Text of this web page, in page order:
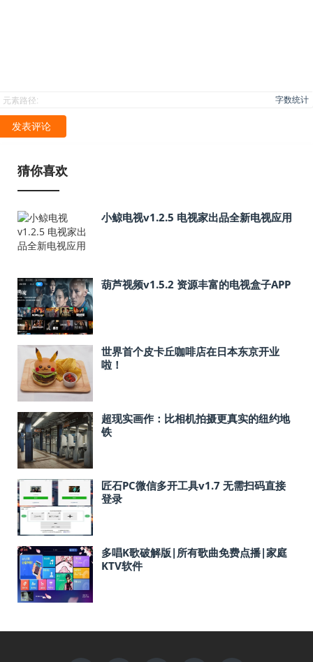
元素路径: 字数统计
发表评论
猜你喜欢
小鲸电视v1.2.5 电视家出品全新电视应用
葫芦视频v1.5.2 资源丰富的电视盒子APP
世界首个皮卡丘咖啡店在日本东京开业
啦！
超现实画作：比相机拍摄更真实的纽约地
铁
匠石PC微信多开工具v1.7 无需扫码直接
登录
多唱K歌破解版|所有歌曲免费点播|家庭
KTV软件